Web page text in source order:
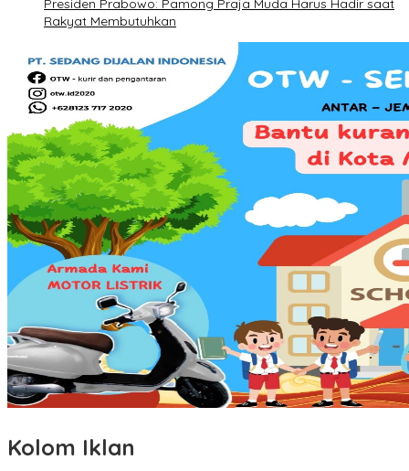
Presiden Prabowo: Pamong Praja Muda Harus Hadir saat
Rakyat Membutuhkan
Kolom Iklan